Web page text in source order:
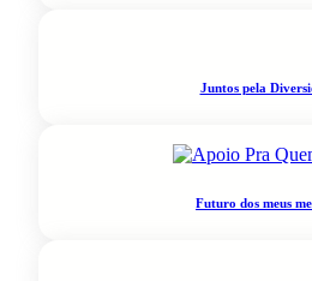
Juntos pela
Futuro dos meus